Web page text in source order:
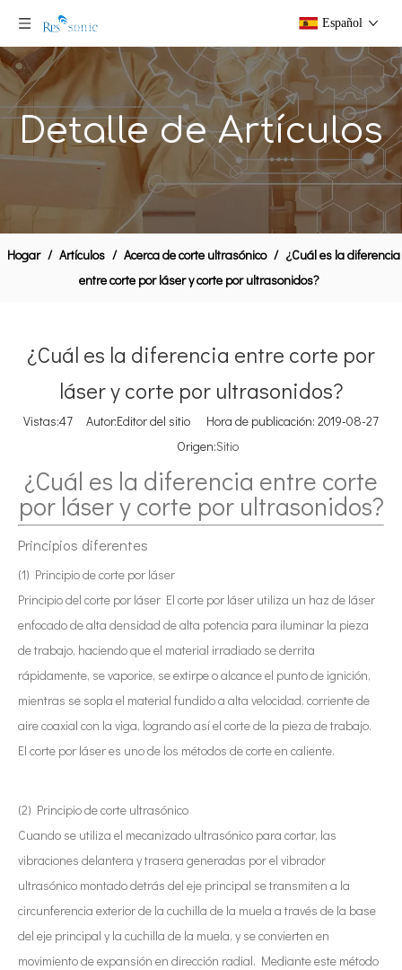
Español
Detalle de Artículos
Hogar / Artículos / Acerca de corte ultrasónico / ¿Cuál es la diferencia
entre corte por láser y corte por ultrasonidos?
¿Cuál es la diferencia entre corte por
láser y corte por ultrasonidos?
Vistas:47 Autor:Editor del sitio Hora de publicación: 2019-08-27
Origen:Sitio
¿Cuál es la diferencia entre corte
por láser y corte por ultrasonidos?
Principios diferentes
(1) Principio de corte por láser
Principio del corte por láser El corte por láser utiliza un haz de láser
enfocado de alta densidad de alta potencia para iluminar la pieza
de trabajo, haciendo que el material irradiado se derrita
rápidamente, se vaporice, se extirpe o alcance el punto de ignición,
mientras se sopla el material fundido a alta velocidad. corriente de
aire coaxial con la viga, logrando así el corte de la pieza de trabajo.
El corte por láser es uno de los métodos de corte en caliente.
(2) Principio de corte ultrasónico
Cuando se utiliza el mecanizado ultrasónico para cortar, las
vibraciones delantera y trasera generadas por el vibrador
ultrasónico montado detrás del eje principal se transmiten a la
circunferencia exterior de la cuchilla de la muela a través de la base
del eje principal y la cuchilla de la muela, y se convierten en
movimiento de expansión en dirección radial. Mediante este método